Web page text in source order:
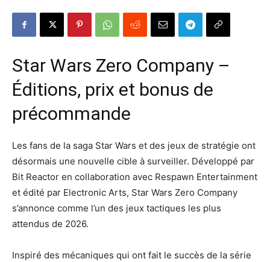
Star Wars Zero Company –
Éditions, prix et bonus de
précommande
Les fans de la saga Star Wars et des jeux de stratégie ont
désormais une nouvelle cible à surveiller. Développé par
Bit Reactor en collaboration avec Respawn Entertainment
et édité par Electronic Arts, Star Wars Zero Company
s’annonce comme l’un des jeux tactiques les plus
attendus de 2026.
Inspiré des mécaniques qui ont fait le succès de la série